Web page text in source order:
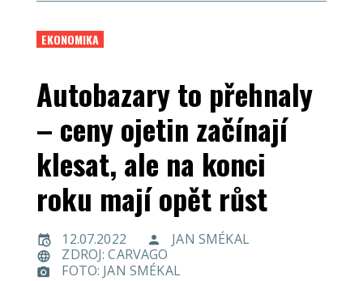
EKONOMIKA
Autobazary to přehnaly
– ceny ojetin začínají
klesat, ale na konci
roku mají opět růst
12.07.2022
JAN SMÉKAL
ZDROJ: CARVAGO
FOTO: JAN SMÉKAL